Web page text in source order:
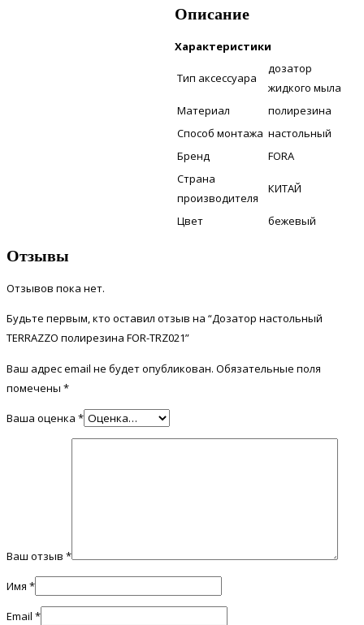
Описание
Характеристики
Тип аксессуара
дозатор
жидкого мыла
Материал
полирезина
Способ монтажа настольный
Бренд
FORA
Страна
производителя
КИТАЙ
Цвет бежевый
Отзывы
Отзывов пока нет.
Будьте первым, кто оставил отзыв на “Дозатор настольный
TERRAZZO полирезина FOR-TRZ021”
Ваш адрес email не будет опубликован. Обязательные поля
помечены *
Ваша оценка *
Ваш отзыв *
Имя *
Email *